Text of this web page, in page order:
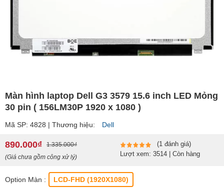
Màn hình laptop Dell G3 3579 15.6 inch LED Mỏng
30 pin ( 156LM30P 1920 x 1080 )
Mã SP: 4828 | Thương hiệu: Dell
890.000₫
1.335.000₫
(Giá chưa gồm công xử lý)
(1 đánh giá)
Lượt xem: 3514 | Còn hàng
Option Màn : LCD-FHD (1920X1080)